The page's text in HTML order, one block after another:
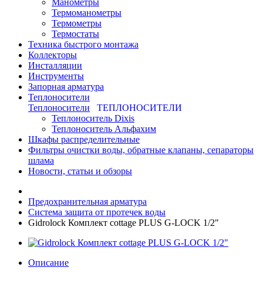
Манометры
Термоманометры
Термометры
Термостаты
Техника быстрого монтажа
Коллекторы
Инсталляции
Инструменты
Запорная арматура
Теплоносители
Теплоносители
ТЕПЛОНОСИТЕЛИ
Теплоноситель Dixis
Теплоноситель Альфахим
Шкафы распределительные
Фильтры очистки воды, обратные клапаны, сепараторы
шлама
Новости, статьи и обзоры
Предохранительная арматура
Система защита от протечек воды
Gidrolock Комплект cottage PLUS G-LOCK 1/2"
Описание